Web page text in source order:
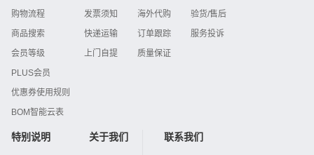
购物流程
商品搜索
会员等级
PLUS会员
优惠券使用规则
BOM智能云表
发票须知
快递运输
上门自提
海外代购
订单跟踪
质量保证
验货/售后
服务投诉
特别说明 关于我们 联系我们